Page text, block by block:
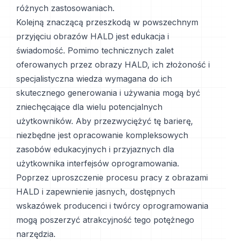
różnych zastosowaniach.
Kolejną znaczącą przeszkodą w powszechnym
przyjęciu obrazów HALD jest edukacja i
świadomość. Pomimo technicznych zalet
oferowanych przez obrazy HALD, ich złożoność i
specjalistyczna wiedza wymagana do ich
skutecznego generowania i używania mogą być
zniechęcające dla wielu potencjalnych
użytkowników. Aby przezwyciężyć tę barierę,
niezbędne jest opracowanie kompleksowych
zasobów edukacyjnych i przyjaznych dla
użytkownika interfejsów oprogramowania.
Poprzez uproszczenie procesu pracy z obrazami
HALD i zapewnienie jasnych, dostępnych
wskazówek producenci i twórcy oprogramowania
mogą poszerzyć atrakcyjność tego potężnego
narzędzia.